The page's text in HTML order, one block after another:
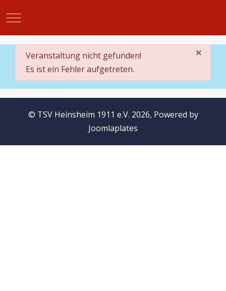
Mobile Menu Toggle
×
danger
Veranstaltung nicht gefunden!
Es ist ein Fehler aufgetreten.
© TSV Heinsheim 1911 e.V. 2026, Powered by
Joomlaplates